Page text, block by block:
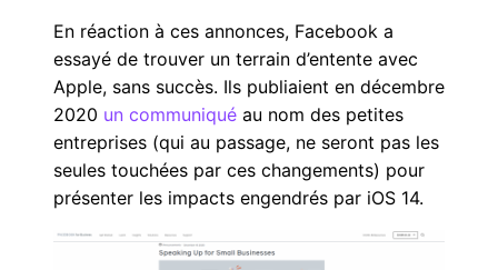
En réaction à ces annonces, Facebook a
essayé de trouver un terrain d’entente avec
Apple, sans succès. Ils publiaient en décembre
2020 un communiqué au nom des petites
entreprises (qui au passage, ne seront pas les
seules touchées par ces changements) pour
présenter les impacts engendrés par iOS 14.